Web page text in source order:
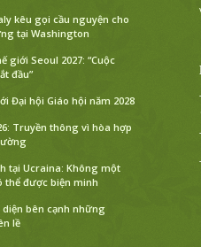
kêu gọi cầu nguyện cho
tại Washington
giới Seoul 2027: “Cuộc
đầu”
Đại hội Giáo hội năm 2028
Truyền thông vì hòa hợp
tại Ucraina: Không một
thể được biện minh
diện bên cạnh những
lề